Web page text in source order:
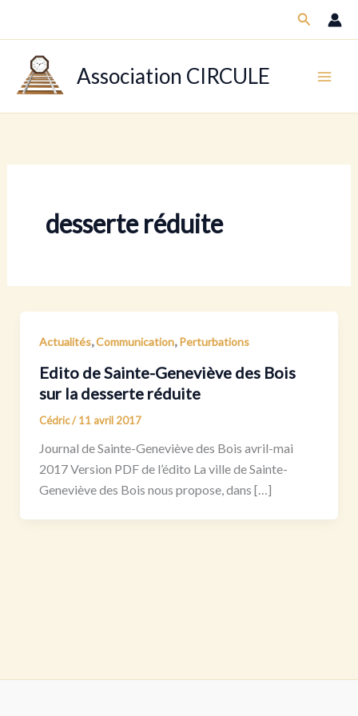
Association CIRCULE
desserte réduite
Actualités,Communication,Perturbations
Edito de Sainte-Geneviève des Bois
sur la desserte réduite
Cédric/11 avril 2017
Journal de Sainte-Geneviève des Bois avril-mai
2017 Version PDF de l’édito La ville de Sainte-
Geneviève des Bois nous propose, dans […]